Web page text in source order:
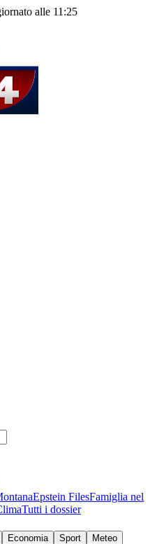
alle 11:25
Epstein FilesFamiglia nel
Tutti i dossier
Economia Sport
Meteo